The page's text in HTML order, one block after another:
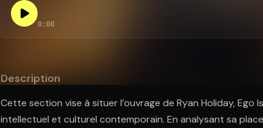
0:00
Description
Cette section vise à situer l’ouvrage de Ryan Holiday, Ego
intellectuel et culturel contemporain. En analysant sa